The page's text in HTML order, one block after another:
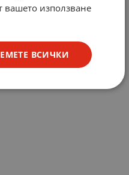
вашето използване
ВСИЧКИ